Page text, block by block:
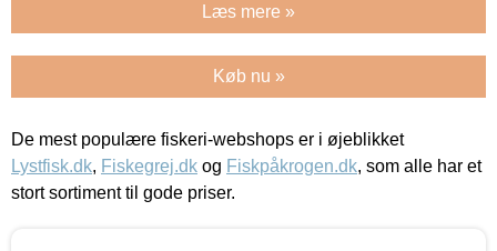
Læs mere »
Køb nu »
De mest populære fiskeri-webshops er i øjeblikket
Lystfisk.dk, Fiskegrej.dk og Fiskpåkrogen.dk, som alle har et
stort sortiment til gode priser.